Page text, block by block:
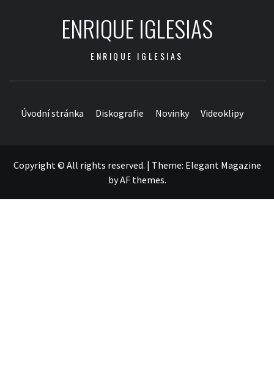
ENRIQUE IGLESIAS
ENRIQUE IGLESIAS
Úvodní stránka Diskografie Novinky Videoklipy
Copyright © All rights reserved. | Theme: Elegant Magazine
byAF themes.